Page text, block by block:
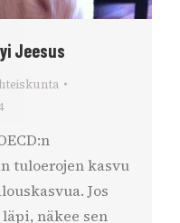
Jeesus
tuloerojen kasvu
Jos
näkee sen